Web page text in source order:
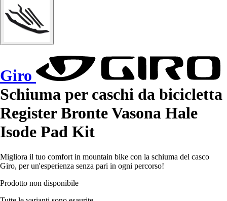
Giro
Schiuma per caschi da bicicletta
Register Bronte Vasona Hale
Isode Pad Kit
Migliora il tuo comfort in mountain bike con la schiuma del casco
Giro, per un'esperienza senza pari in ogni percorso!
Prodotto non disponibile